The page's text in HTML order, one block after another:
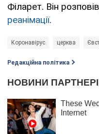
Філарет. Він
реанімації.
Коронавірус церква
Редакційна політика